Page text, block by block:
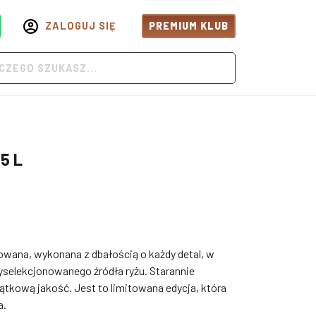
ZALOGUJ SIĘ PREMIUM KLUB
L
wykonana z dbałością o każdy detal, w
źródła ryżu. Starannie
jakość. Jest to limitowana edycja, która